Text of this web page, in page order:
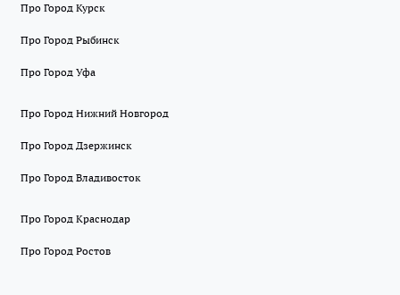
Про Город Курск
Про Город Рыбинск
Про Город Уфа
Про Город Нижний Новгород
Про Город Дзержинск
Про Город Владивосток
Про Город Краснодар
Про Город Ростов